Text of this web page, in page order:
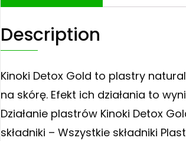
Description
Kinoki Detox Gold to plastry
na skórę. Efekt ich działania to
Działanie plastrów Kinoki Detox
składniki – Wszystkie składniki